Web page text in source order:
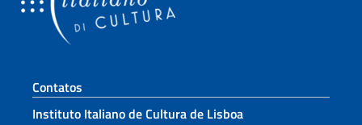
Seção de rodapé
Contatos
Instituto Italiano de Cultura de Lisboa